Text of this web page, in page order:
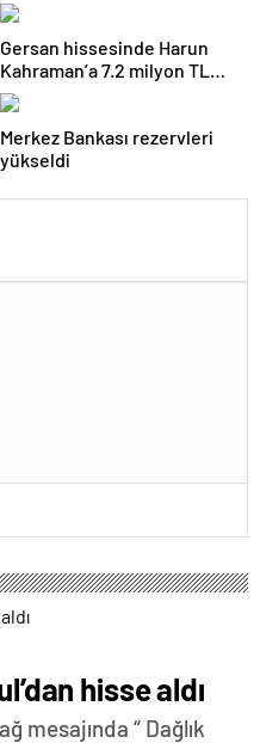
Gersan hissesinde Harun
Kahraman’a 7.2 milyon TL
para cezası
Merkez Bankası rezervleri
yükseldi
hisse aldı
mesajında “ Dağlık